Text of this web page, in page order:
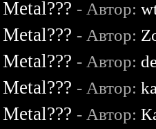
- Автор:
- Автор:
- Автор:
- Автор:
- Автор: